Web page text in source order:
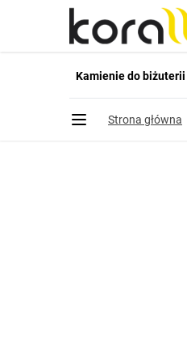
Przejdź do treści
Kamienie do biżuterii
Strona główna